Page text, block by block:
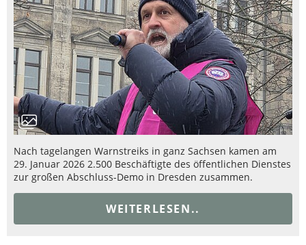
Nach tagelangen Warnstreiks in ganz Sachsen kamen am
29. Januar 2026 2.500 Beschäftigte des öffentlichen Dienstes
zur großen Abschluss-Demo in Dresden zusammen.
WEITERLESEN..